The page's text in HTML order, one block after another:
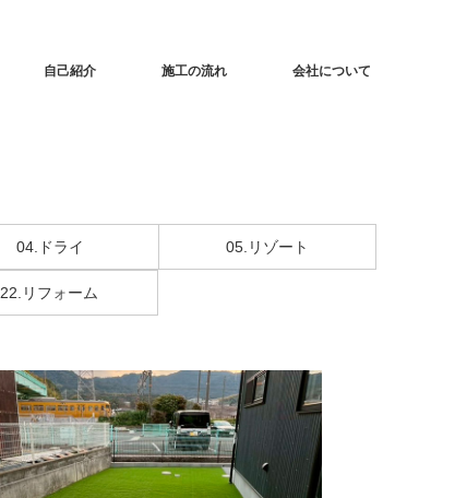
自己紹介 施工の流れ 会社について
04.ドライ 05.リゾート
22.リフォーム